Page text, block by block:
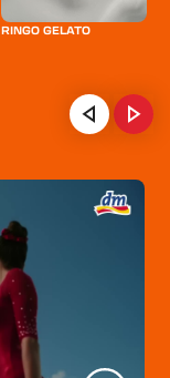
RINGO GELATO